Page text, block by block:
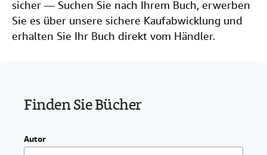
g
e
n
.
SCHLIESSEN
sicher — Suchen Sie nach Ihrem Buch, erwerben
Sie es über unsere sichere Kaufabwicklung und
erhalten Sie Ihr Buch direkt vom Händler.
Finden Sie Bücher
Autor